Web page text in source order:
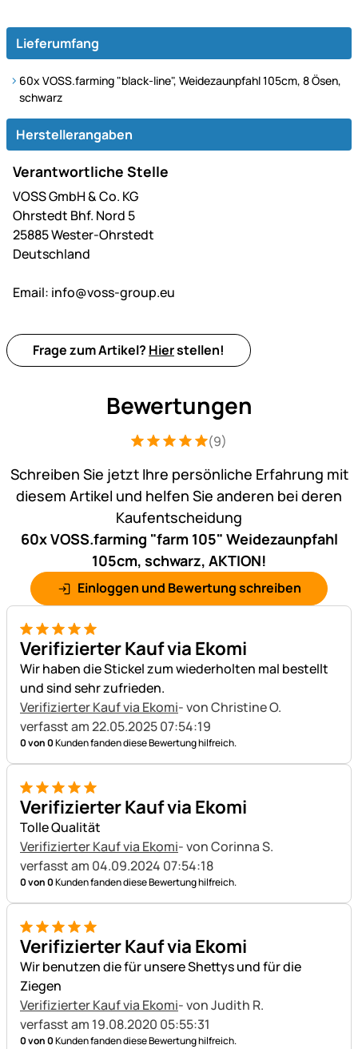
Lieferumfang
60x VOSS.farming "black-line", Weidezaunpfahl 105cm, 8 Ösen,
schwarz
Herstellerangaben
Verantwortliche Stelle
VOSS GmbH & Co. KG
Ohrstedt Bhf. Nord 5
25885 Wester-Ohrstedt
Deutschland
Email: info@voss-group.eu
Frage zum Artikel? Hierstellen!
Bewertungen
Bewertung: 5 von 5 (9 Bewertungen)
9 Bewertungen
(9)
Schreiben Sie jetzt Ihre persönliche Erfahrung mit
diesem Artikel und helfen Sie anderen bei deren
Kaufentscheidung
60x VOSS.farming "farm 105" Weidezaunpfahl
105cm, schwarz, AKTION!
Einloggen und Bewertung schreiben
5 von 5
Verifizierter Kauf via Ekomi
Wir haben die Stickel zum wiederholten mal bestellt
und sind sehr zufrieden.
Verifizierter Kauf via Ekomi- von Christine O.
verfasst am 22.05.2025 07:54:19
0 von 0Kunden fanden diese Bewertung hilfreich.
5 von 5
Verifizierter Kauf via Ekomi
Tolle Qualität
Verifizierter Kauf via Ekomi- von Corinna S.
verfasst am 04.09.2024 07:54:18
0 von 0Kunden fanden diese Bewertung hilfreich.
5 von 5
Verifizierter Kauf via Ekomi
Wir benutzen die für unsere Shettys und für die
Ziegen
Verifizierter Kauf via Ekomi- von Judith R.
verfasst am 19.08.2020 05:55:31
0 von 0Kunden fanden diese Bewertung hilfreich.